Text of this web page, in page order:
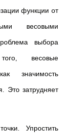
функции от
весовыми
выбора
весовые
значимость
Это затрудняет
Упростить